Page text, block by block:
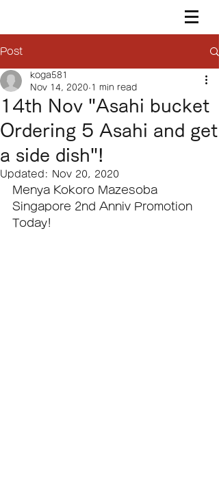
Post
14th Nov "Asahi bucket
Ordering 5 Asahi and get
a side dish"!
koga581
Nov 14, 2020 1 min read
Updated: Nov 20, 2020
Menya Kokoro Mazesoba
Singapore 2nd Anniv Promotion
Today!